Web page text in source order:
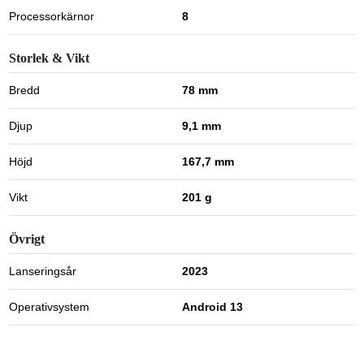
Processorkärnor 8
Storlek & Vikt
Bredd 78 mm
Djup 9,1 mm
Höjd 167,7 mm
Vikt 201 g
Övrigt
Lanseringsår 2023
Operativsystem Android 13